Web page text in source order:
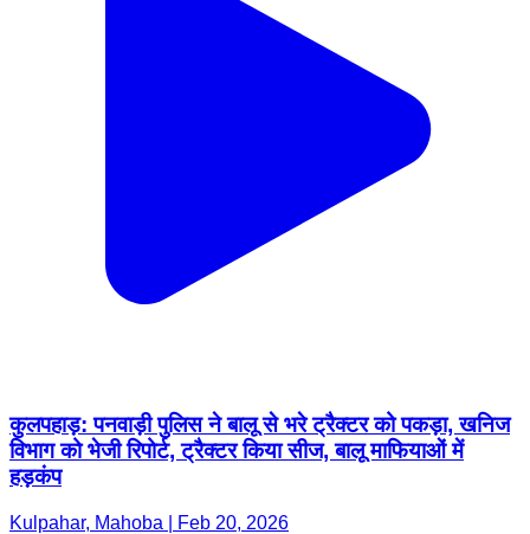
कुलपहाड़: पनवाड़ी पुलिस ने बालू से भरे ट्रैक्टर को पकड़ा, खनिज
विभाग को भेजी रिपोर्ट, ट्रैक्टर किया सीज, बालू माफियाओं में
हड़कंप
Kulpahar, Mahoba | Feb 20, 2026